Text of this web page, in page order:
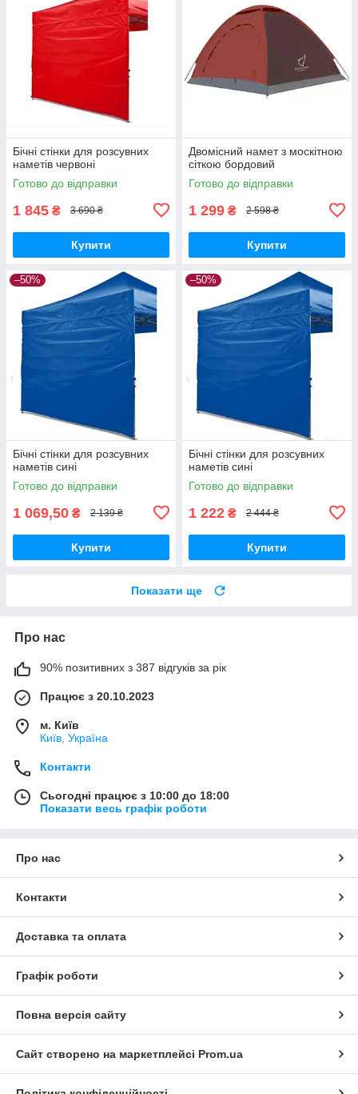
Бічні стінки для розсувних
наметів червоні
Готово до відправки
1 845 ₴ 3 690 ₴
Купити
Двомісний намет з москітною
сіткою бордовий
Готово до відправки
1 299 ₴ 2 598 ₴
Купити
–50%
Бічні стінки для розсувних
наметів сині
Готово до відправки
1 069,50 ₴ 2 139 ₴
Купити
–50%
Бічні стінки для розсувних
наметів сині
Готово до відправки
1 222 ₴ 2 444 ₴
Купити
Показати ще
Про нас
90% позитивних з 387 відгуків за рік
Працює з 20.10.2023
м. Київ
Київ, Україна
Контакти
Сьогодні працює з 10:00 до 18:00
Показати весь графік роботи
Про нас
Контакти
Доставка та оплата
Графік роботи
Повна версія сайту
Сайт створено на маркетплейсі Prom.ua